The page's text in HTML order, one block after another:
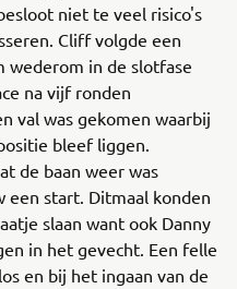
niet te veel risico's
Cliff volgde een
wederom in de slotfase
na vijf ronden
val was gekomen waarbij
bleef liggen.
de baan weer was
een start. Ditmaal konden
slaan want ook Danny
in het gevecht. Een felle
en bij het ingaan van de